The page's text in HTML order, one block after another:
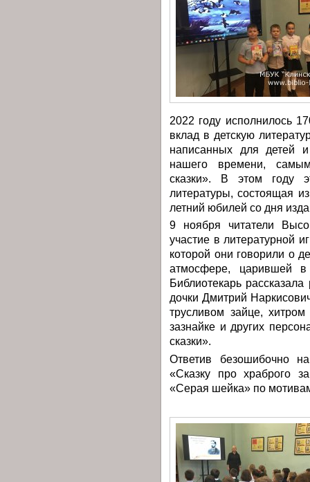
2022 году исполнилось
вклад в детскую
написанных для детей
нашего времени,
сказки». В этом году
литературы, состоящая
летний юбилей со дня
9 ноября читатели
участие в литературной
которой они говорили о
атмосфере, царившей
Библиотекарь
дочки Дмитрий
трусливом зайце,
зазнайке и других
сказки».
Ответив безошибочно
«Сказку про храброго
«Серая шейка» по